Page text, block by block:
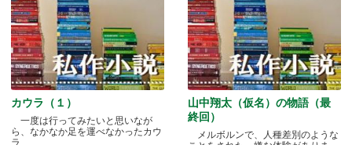
カウラ（１）
一度は行ってみたいと思いなが
ら、なかなか足を運べなかったカウ
ラ.....
山中翔太（仮名）の物語（最
終回）
メルボルンで、人種差別のような
ことをされた、嫌な体験がありま